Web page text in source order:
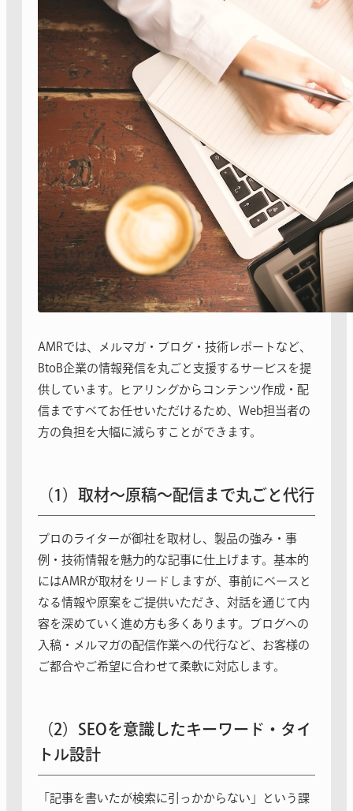
AMRでは、メルマガ・ブログ・技術レポートなど、
BtoB企業の情報発信を丸ごと支援するサービスを提
供しています。ヒアリングからコンテンツ作成・配
信まですべてお任せいただけるため、Web担当者の
方の負担を大幅に減らすことができます。
（1）取材〜原稿〜配信まで丸ごと代行
プロのライターが御社を取材し、製品の強み・事
例・技術情報を魅力的な記事に仕上げます。基本的
にはAMRが取材をリードしますが、事前にベースと
なる情報や原案をご提供いただき、対話を通じて内
容を深めていく進め方も多くあります。ブログへの
入稿・メルマガの配信作業への代行など、お客様の
ご都合やご希望に合わせて柔軟に対応します。
（2）SEOを意識したキーワード・タイ
トル設計
「記事を書いたが検索に引っかからない」という課